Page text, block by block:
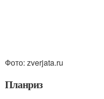
Фото: zverjata.ru
Планриз